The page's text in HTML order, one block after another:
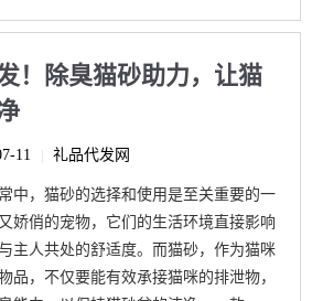
！除臭猫砂助力，让猫
11 礼品代发网
中，猫砂的选择和使用是至关重要的一
娇俏的宠物，它们的生活环境直接影响
主人共处的舒适度。而猫砂，作为猫咪
品，不仅要能有效承接猫咪的排泄物，